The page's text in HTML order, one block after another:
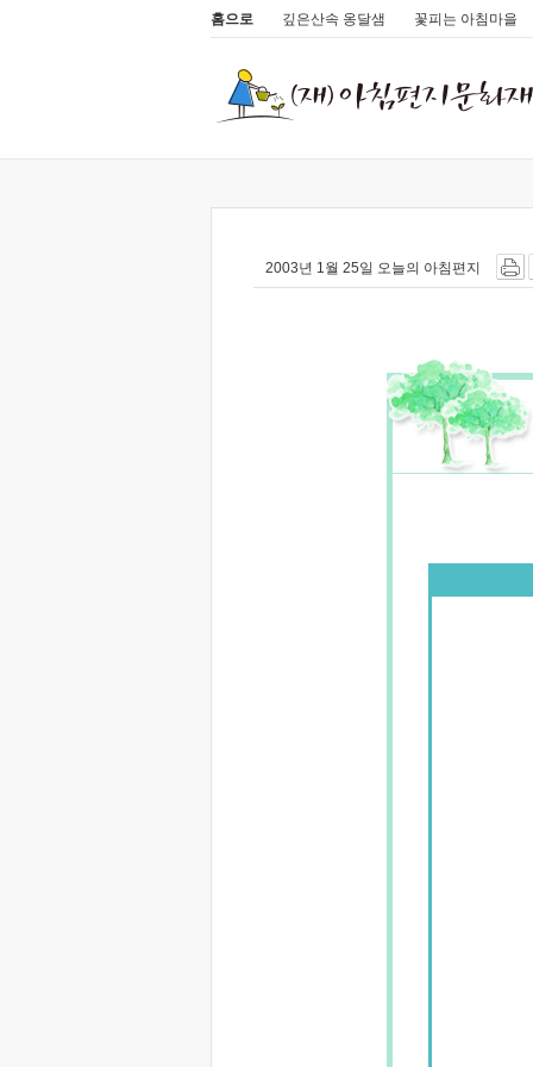
홈으로 깊은산속 옹달샘 꽃피는 아침마을
2003년 1월 25일 오늘의 아침편지